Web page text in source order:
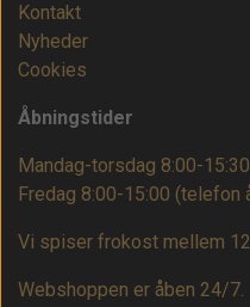
Kontakt
Nyheder
Cookies
Åbningstider
Mandag-torsdag 8:00-
Fredag 8:00-15:00 (telefon
Vi spiser frokost mellem
Webshoppen er åben 24/7.